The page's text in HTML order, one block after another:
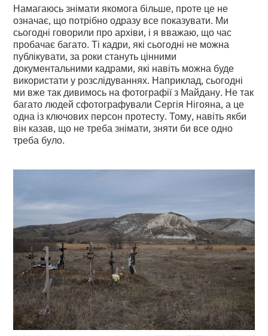
Намагаюсь знімати якомога більше, проте це не
означає, що потрібно одразу все показувати. Ми
сьогодні говорили про архіви, і я вважаю, що час
пробачає багато. Ті кадри, які сьогодні не можна
публікувати, за роки стануть цінними
документальними кадрами, які навіть можна буде
використати у розслідуваннях. Наприклад, сьогодні
ми вже так дивимось на фотографії з Майдану. Не так
багато людей сфотографували Сергія Нігояна, а це
одна із ключових персон протесту. Тому, навіть якби
він казав, що не треба знімати, зняти би все одно
треба було.